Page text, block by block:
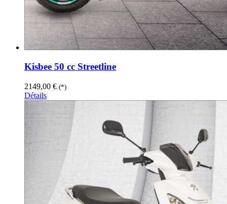
Kisbee 50 cc Streetline
2149,00 € (*)
Détails